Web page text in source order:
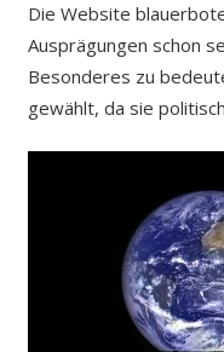
Die Website
Ausprägungen schon
Besonderes zu
gewählt, da sie